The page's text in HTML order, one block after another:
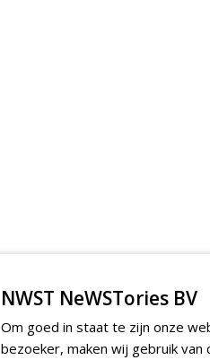
NWST NeWSTories BV
Om goed in staat te zijn onze
bezoeker, maken wij gebruik van